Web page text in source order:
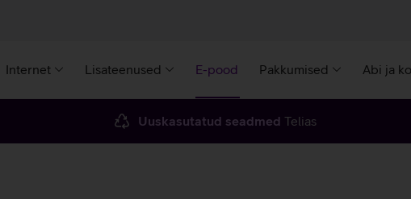
Internet Lisateenused E-pood Pakkumised Abi ja
Uuskasutatud seadmed Telias